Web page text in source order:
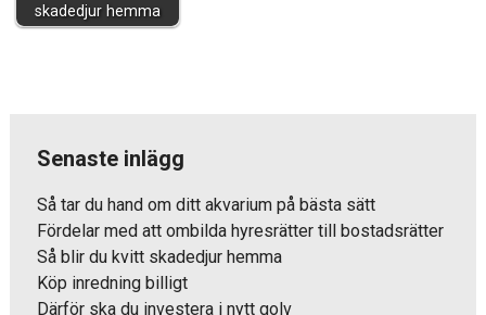
skadedjur hemma
Senaste inlägg
Så tar du hand om ditt akvarium på bästa sätt
Fördelar med att ombilda hyresrätter till bostadsrätter
Så blir du kvitt skadedjur hemma
Köp inredning billigt
Därför ska du investera i nytt golv